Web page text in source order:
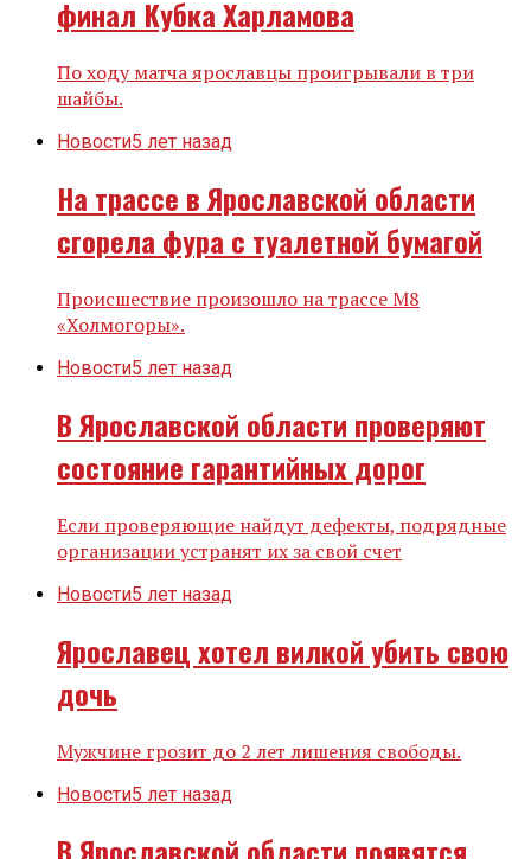
финал Кубка Харламова
По ходу матча ярославцы проигрывали в три
шайбы.
Новости5 лет назад
На трассе в Ярославской области
сгорела фура с туалетной бумагой
Происшествие произошло на трассе М8
«Холмогоры».
Новости5 лет назад
В Ярославской области проверяют
состояние гарантийных дорог
Если проверяющие найдут дефекты, подрядные
организации устранят их за свой счет
Новости5 лет назад
Ярославец хотел вилкой убить свою
дочь
Мужчине грозит до 2 лет лишения свободы.
Новости5 лет назад
В Ярославской области появятся